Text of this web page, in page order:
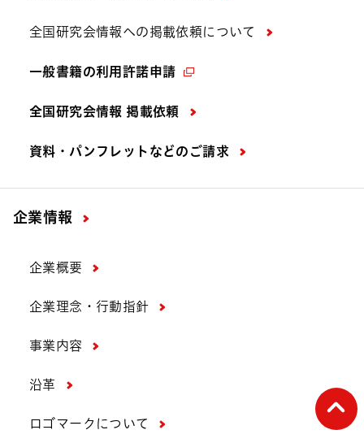
全国研究会情報への掲載依頼について
一般書籍の利用許諾申請
全国研究会情報 掲載依頼
資料・パンフレットなどの ご請求
企業情報
企業概要
企業理念・行動指針
事業内容
沿革
ロゴマークについて
ペ